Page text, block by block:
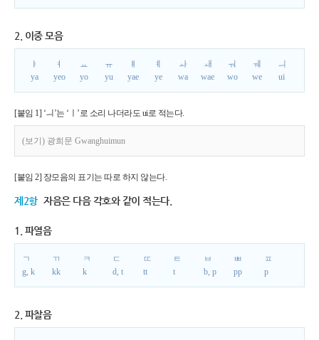
2. 이중 모음
ㅑ
ya
ㅕ
yeo
ㅛ
yo
ㅠ
yu
ㅒ
yae
ㅖ
ye
ㅘ
wa
ㅙ
wae
ㅝ
wo
ㅞ
we
ㅢ
ui
[붙임 1] ‘ㅢ’는 ‘ㅣ’로 소리 나더라도 ui로 적는다.
(보기) 광희문 Gwanghuimun
[붙임 2] 장모음의 표기는 따로 하지 않는다.
제2항 자음은 다음 각호와 같이 적는다.
1. 파열음
ㄱ
g, k
ㄲ
kk
ㅋ
k
ㄷ
d, t
ㄸ
tt
ㅌ
t
ㅂ
b, p
ㅃ
pp
ㅍ
p
2. 파찰음